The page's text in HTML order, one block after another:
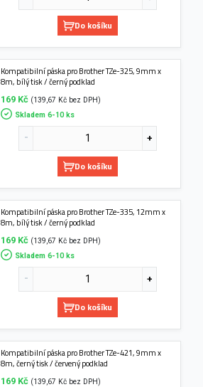
Do košíku
Kompatibilní páska pro Brother TZe-325, 9mm x
8m, bílý tisk / černý podklad
169 Kč (139,67 Kč bez DPH)
Skladem 6-10 ks
Do košíku
Kompatibilní páska pro Brother TZe-335, 12mm x
8m, bílý tisk / černý podklad
169 Kč (139,67 Kč bez DPH)
Skladem 6-10 ks
Do košíku
Kompatibilní páska pro Brother TZe-421, 9mm x
8m, černý tisk / červený podklad
169 Kč (139,67 Kč bez DPH)